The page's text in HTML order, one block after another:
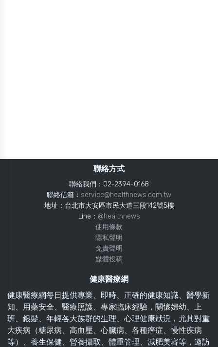
聯絡方式
聯絡我們：02-2394-0168
聯絡信箱： service@healthnews.com.tw
地址：台北市大安區市民大道三段142號5樓
Line： @healthnews
使用條款
隱私聲明
免責聲明
媒體投稿
健康醫療網
健康醫療網每日提供專業、即時、正確的健康知識、醫學新
知、用藥安全、醫療照護、專家臨床經驗，關懷婦幼、上
班、銀髮、年輕各大族群的生理、心理健康狀況，尤其對重
大疾病（糖尿病、高血壓、心臟病、各種癌症、慢性疾病
等）、養生保健、營養攝取、體重管理、減肥美容等，邀訪